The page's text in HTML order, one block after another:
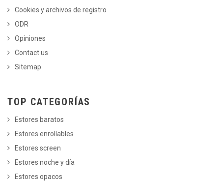
Cookies y archivos de registro
ODR
Opiniones
Contact us
Sitemap
TOP CATEGORÍAS
Estores baratos
Estores enrollables
Estores screen
Estores noche y día
Estores opacos